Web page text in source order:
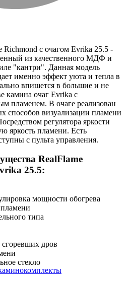
с очагом Evrika 25.5 -
из качественного МДФ и
"кантри". Данная модель
именно эффект уюта и тепла в
впишется в большие и не
камина очаг Evrika с
пламенем. В очаге реализован
способов визуализации пламени
регулятора яркости
яркость пламени. Есть
с пульта управления.
RealFlame
25.5:
мощности обогрева
пламени
типа
дров
стекло